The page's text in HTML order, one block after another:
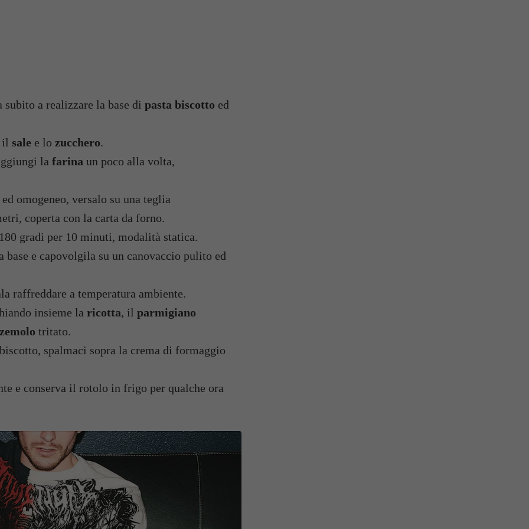
subito a realizzare la base di pasta biscotto ed
il sale e lo zucchero.
la farina un poco alla volta,
omogeneo, versalo su una teglia
coperta con la carta da forno.
gradi per 10 minuti, modalità statica.
base e capovolgila su un canovaccio pulito ed
raffreddare a temperatura ambiente.
insieme la ricotta, il parmigiano
tritato.
spalmaci sopra la crema di formaggio
e conserva il rotolo in frigo per qualche ora